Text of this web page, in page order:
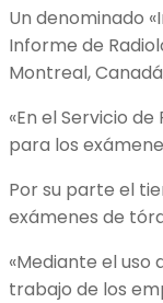
Un denominado
Informe de
Montreal,
«En el Servicio
para los
Por su parte el
exámenes de
«Mediante el
trabajo de los